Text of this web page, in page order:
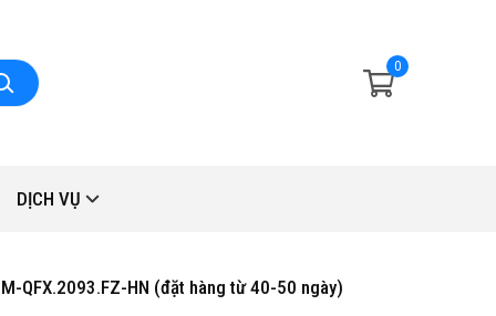
0
DỊCH VỤ
QFX.2093.FZ-HN (đặt hàng từ 40-50 ngày)